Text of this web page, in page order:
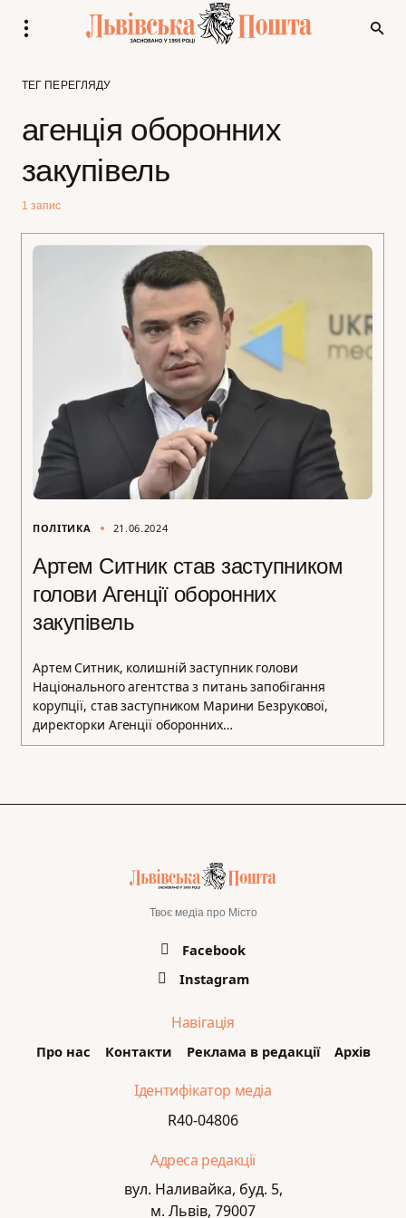
ТЕГ ПЕРЕГЛЯДУ
агенція оборонних
закупівель
1 запис
ПОЛІТИКА 21.06.2024
Артем Ситник став заступником
голови Агенції оборонних
закупівель
Артем Ситник, колишній заступник голови
Національного агентства з питань запобігання
корупції, став заступником Марини Безрукової,
директорки Агенції оборонних…
Твоє медіа про Місто
Facebook
Instagram
Навігація
Про нас Контакти Реклама в редакції Архів
Ідентифікатор медіа
R40-04806
Адреса редакції
вул. Наливайка, буд. 5,
м. Львів, 79007